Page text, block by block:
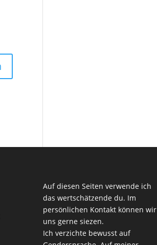
Auf diesen Seiten verwende ich
das wertschätzende du. Im
persönlichen Kontakt können wir
uns gerne siezen.
Ich verzichte bewusst auf